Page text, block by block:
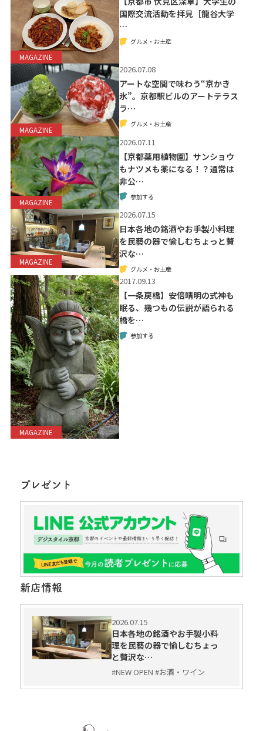
MAGAZINE
国際交流活動を拝見［龍谷大学
…
グルメ・お土産
MAGAZINE
2026.07.08
アートな空間で味わう“京かき
氷”。京都駅ビルのアートテラス
ラ…
グルメ・お土産
MAGAZINE
2026.07.11
【京都薬用植物園】サンショウ
もナツメも薬になる！？通常は
非公…
参加する
MAGAZINE
2026.07.15
日本各地の銘酒やお手製小料理
を民藝の器で愉しむちょっと贅
沢な…
グルメ・お土産
MAGAZINE
2017.09.13
【一条戻橋】安倍晴明の式神も
眠る、幾つもの伝説が語られる
橋を…
参加する
プレゼント
新店情報
2026.07.15
日本各地の銘酒やお手製小料
理を民藝の器で愉しむちょっ
と贅沢な…
#NEW OPEN #お酒・ワイン